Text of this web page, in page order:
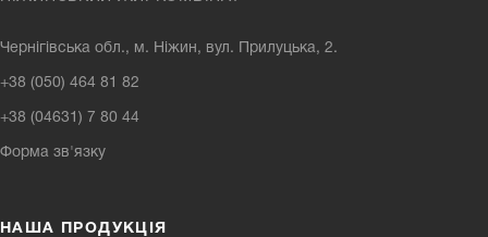
Чернігівська обл., м. Ніжин, вул. Прилуцька, 2.
+38 (050) 464 81 82
+38 (04631) 7 80 44
Форма зв'язку
НАША ПРОДУКЦІЯ